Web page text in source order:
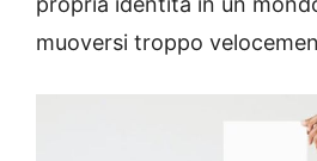
muoversi troppo